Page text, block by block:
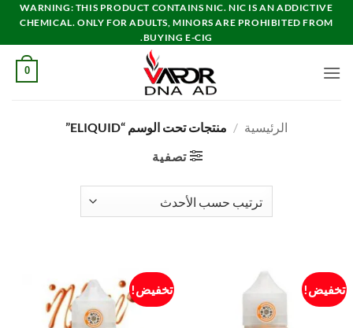
تخطي
للمحتوى
WARNING: THIS PRODUCT CONTAINS NIC. NIC IS AN ADDICTIVE
CHEMICAL. ONLY FOR ADULTS, MINORS ARE PROHIBITED FROM
BUYING E-CIG.
0
الرئيسية / منتجات تحت الوسم “ELIQUID”
تصفية
تخفيض! تخفيض!